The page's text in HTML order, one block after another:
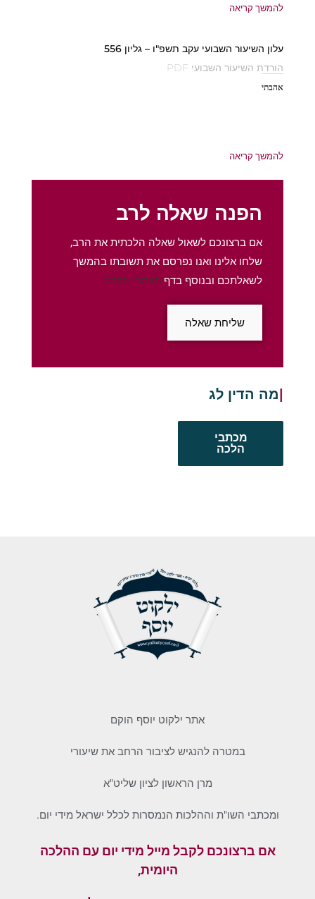
להמשך קריאה
עלון השיעור השבועי עקב תשפ"ו – גליון 556
הורדת השיעור השבועי PDF
אהבתי
להמשך קריאה
הפנה שאלה לרב
אם ברצונכם לשאול שאלה הלכתית את הרב,
שלחו אלינו ואנו נפרסם את תשובתו בהמשך
לשאלתכם ובנוסף בדף מכתבי הלכה
שליחת שאלה
מה הדין לגבי הנח
מכתבי
הלכה
אתר ילקוט יוסף הוקם
במטרה להנגיש לציבור הרחב את שיעורי
מרן הראשון לציון שליט"א
ומכתבי השו"ת וההלכות הנמסרות לכלל ישראל מידי יום.
אם ברצונכם לקבל מייל מידי יום עם ההלכה
היומית,